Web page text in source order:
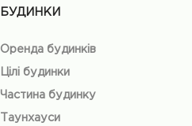
БУДИНКИ
Оренда будинків
Цілі будинки
Частина будинку
Таунхауси